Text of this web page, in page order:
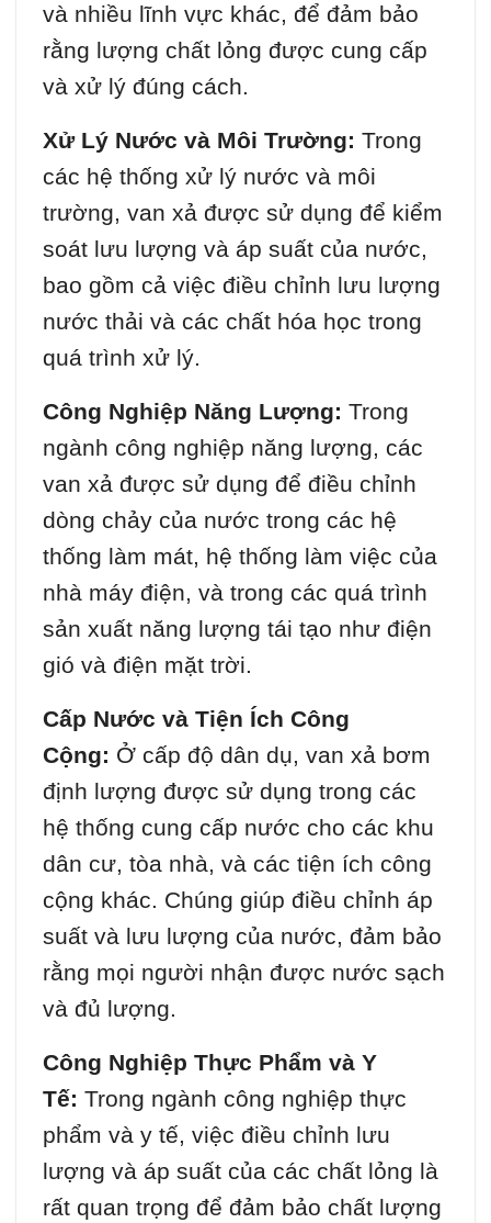
và nhiều lĩnh vực khác, để đảm bảo
rằng lượng chất lỏng được cung cấp
và xử lý đúng cách.
Xử Lý Nước và Môi Trường: Trong
các hệ thống xử lý nước và môi
trường, van xả được sử dụng để kiểm
soát lưu lượng và áp suất của nước,
bao gồm cả việc điều chỉnh lưu lượng
nước thải và các chất hóa học trong
quá trình xử lý.
Công Nghiệp Năng Lượng: Trong
ngành công nghiệp năng lượng, các
van xả được sử dụng để điều chỉnh
dòng chảy của nước trong các hệ
thống làm mát, hệ thống làm việc của
nhà máy điện, và trong các quá trình
sản xuất năng lượng tái tạo như điện
gió và điện mặt trời.
Cấp Nước và Tiện Ích Công
Cộng: Ở cấp độ dân dụ, van xả bơm
định lượng được sử dụng trong các
hệ thống cung cấp nước cho các khu
dân cư, tòa nhà, và các tiện ích công
cộng khác. Chúng giúp điều chỉnh áp
suất và lưu lượng của nước, đảm bảo
rằng mọi người nhận được nước sạch
và đủ lượng.
Công Nghiệp Thực Phẩm và Y
Tế: Trong ngành công nghiệp thực
phẩm và y tế, việc điều chỉnh lưu
lượng và áp suất của các chất lỏng là
rất quan trọng để đảm bảo chất lượng